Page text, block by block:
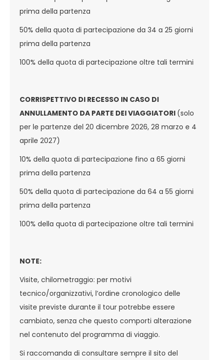
prima della partenza
50% della quota di partecipazione da 34 a 25 giorni
prima della partenza
100% della quota di partecipazione oltre tali termini
CORRISPETTIVO DI RECESSO IN CASO DI
ANNULLAMENTO DA PARTE DEI VIAGGIATORI (solo
per le partenze del 20 dicembre 2026, 28 marzo e 4
aprile 2027)
10% della quota di partecipazione fino a 65 giorni
prima della partenza
50% della quota di partecipazione da 64 a 55 giorni
prima della partenza
100% della quota di partecipazione oltre tali termini
NOTE:
Visite, chilometraggio: per motivi
tecnico/organizzativi, l’ordine cronologico delle
visite previste durante il tour potrebbe essere
cambiato, senza che questo comporti alterazione
nel contenuto del programma di viaggio.
Si raccomanda di consultare sempre il sito del